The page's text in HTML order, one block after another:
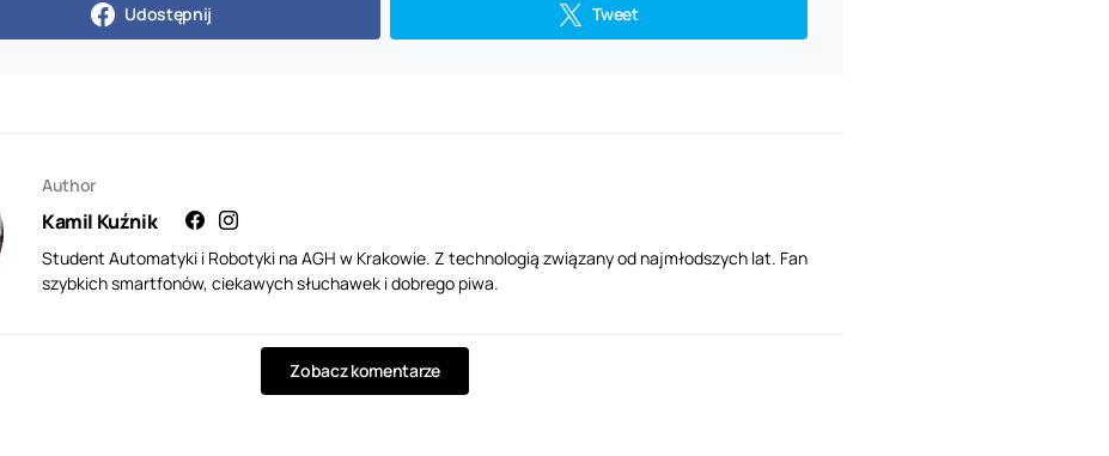
Udostępnij Tweet
Author
Kamil Kuźnik
Student Automatyki i Robotyki na AGH w Krakowie. Z technologią związany od najmłodszych lat. Fan
szybkich smartfonów, ciekawych słuchawek i dobrego piwa.
Zobacz komentarze